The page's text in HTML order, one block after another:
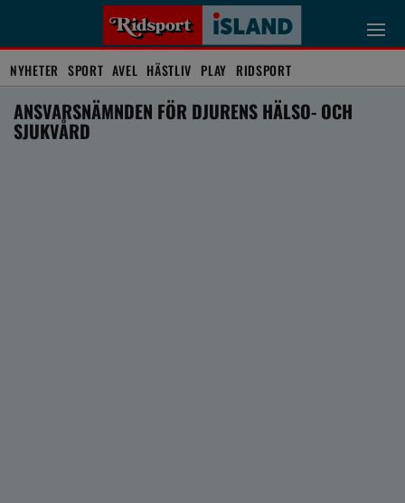
NYHETER SPORT AVEL HÄSTLIV PLAY RIDSPORT
ANSVARSNÄMNDEN FÖR DJURENS HÄLSO- OCH
SJUKVÅRD